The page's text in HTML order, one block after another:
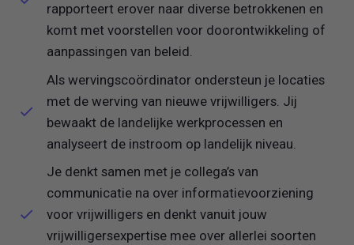
rapporteert erover naar diverse betrokkenen en
komt met voorstellen voor doorontwikkeling of
aanpassingen van beleid.
Als wervingscoördinator ondersteun je locaties
met de werving van nieuwe vrijwilligers. Jij
bewaakt de landelijke werkprocessen en
analyseert de instroom op landelijk niveau.
Je denkt samen met je collega’s van
communicatie na over informatievoorziening
voor vrijwilligers en denkt vanuit jouw
vrijwilligersexpertise mee over allerlei soorten